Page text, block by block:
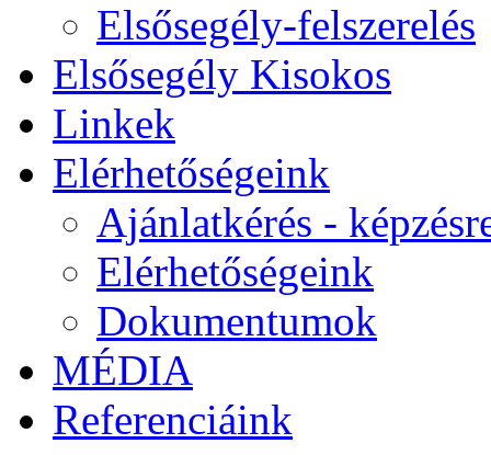
Elsősegély-felszerelés
Elsősegély Kisokos
Linkek
Elérhetőségeink
Ajánlatkérés -
Elérhetőségeink
Dokumentumok
MÉDIA
Referenciáink